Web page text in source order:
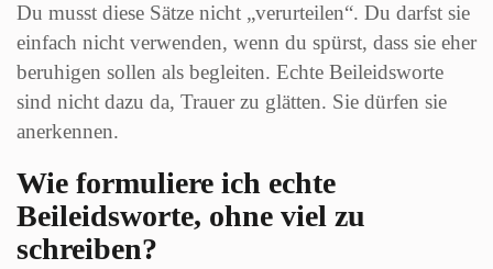
Du musst diese Sätze nicht „verurteilen“. Du darfst sie
einfach nicht verwenden, wenn du spürst, dass sie eher
beruhigen sollen als begleiten. Echte Beileidsworte
sind nicht dazu da, Trauer zu glätten. Sie dürfen sie
anerkennen.
Wie formuliere ich echte
Beileidsworte, ohne viel zu
schreiben?